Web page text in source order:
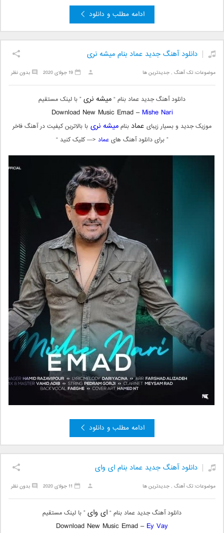
ادامه مطلب و دانلود
دانلود آهنگ جدید عماد بنام میشه نری
موضوعات:تک آهنگ ,جدیدترین ها بدون نظر 19 جولای 2020
دانلود آهنگ جدید عماد بنام “میشه نری” با لینک مستقیم
Download New Music Emad – Mishe Nari
موزیک جدید و بسیار زیبای عماد بناممیشه نری با بالاترین کیفیت در آهنگ فاخر
” برای دانلود آهنگ هایعماد <— کلیک کنید “
ادامه مطلب و دانلود
دانلود آهنگ جدید عماد بنام ای وای
موضوعات:تک آهنگ ,جدیدترین ها بدون نظر 11 جولای 2020
دانلود آهنگ جدید عماد بنام “ای وای” با لینک مستقیم
Download New Music Emad – Ey Vay